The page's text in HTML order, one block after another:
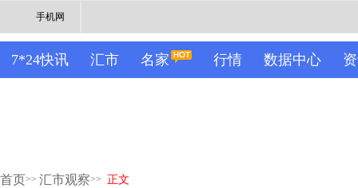
手机网
7*24快讯 汇市 名家 行情 数据中心
首页>> 汇市观察>> 正文